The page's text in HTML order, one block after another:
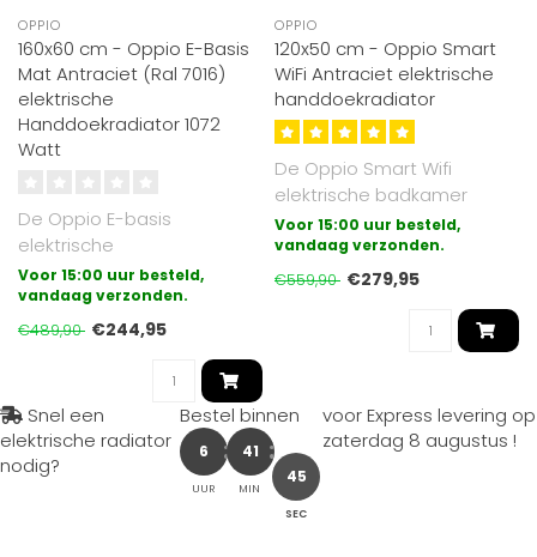
OPPIO
160x60 cm - Oppio E-Basis
Mat Antraciet (Ral 7016)
elektrische
Handdoekradiator 1072
Watt
De Oppio E-basis
elektrische
badkamerradiator is de
meest eenvoudige vorm
van el..
Voor 15:00 uur besteld,
vandaag verzonden.
€489,90 €244,95
OPPIO
120x50 cm - Oppio Smart
WiFi Antraciet elektrische
handdoekradiator
De Oppio Smart Wifi
elektrische badkamer
radiator met draadloze
bediening (wifi ..
Voor 15:00 uur besteld,
vandaag verzonden.
€559,90 €279,95
Snel een
elektrische radiator
nodig?
Bestel binnen
6
UUR
41
MIN
43
SEC
voor Express levering op
zaterdag 8 augustus !